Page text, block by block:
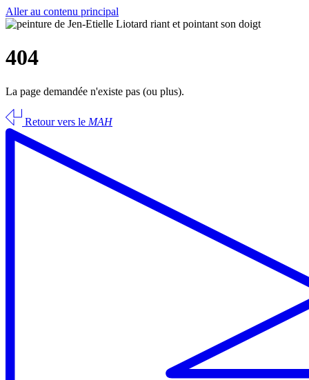
Aller au contenu principal
404
La page demandée n'existe pas (ou plus).
Retour vers le MAH